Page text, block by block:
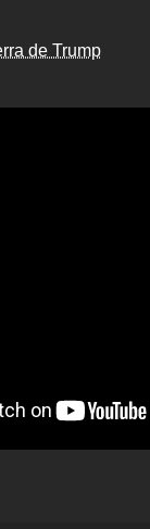
de Trump